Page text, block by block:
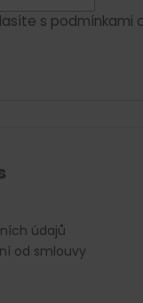
s podmínkami
údajů
od smlouvy